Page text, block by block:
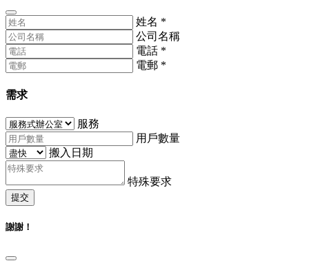
姓名 *
公司名稱
電話 *
電郵 *
需求
服務
用戶數量
搬入日期
特殊要求
提交
謝謝！